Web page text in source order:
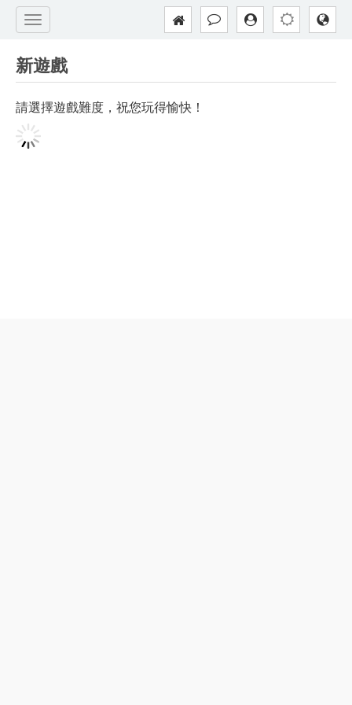
新遊戲
請選擇遊戲難度，祝您玩得愉快！